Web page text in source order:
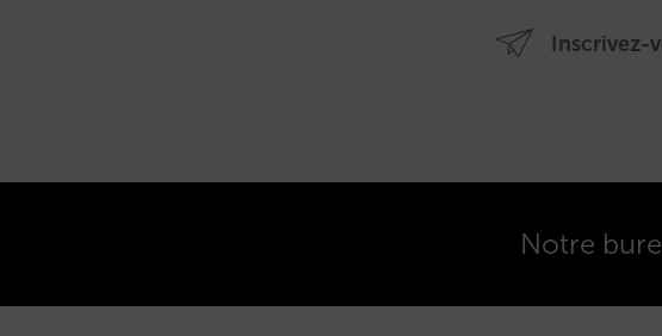
Inscrivez-
Notre